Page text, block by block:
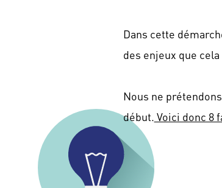
Dans cette
des enjeux que
Nous ne
début. Voici donc 8